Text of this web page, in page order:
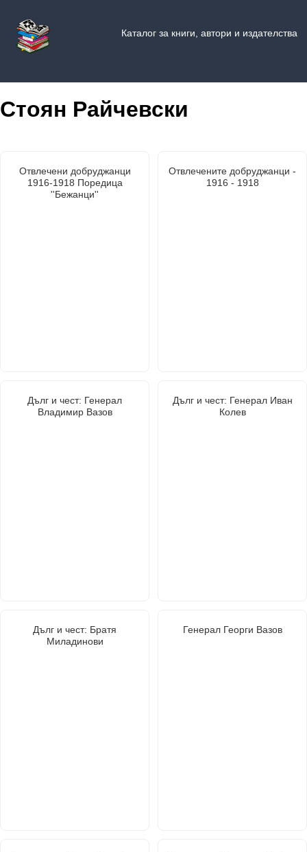
Каталог за книги, автори и издателства
Стоян Райчевски
Отвлечени добруджанци
1916-1918 Поредица
''Бежанци''
Отвлечените добруджанци -
1916 - 1918
Дълг и чест: Генерал
Владимир Вазов
Дълг и чест: Генерал Иван
Колев
Дълг и чест: Братя
Миладинови
Генерал Георги Вазов